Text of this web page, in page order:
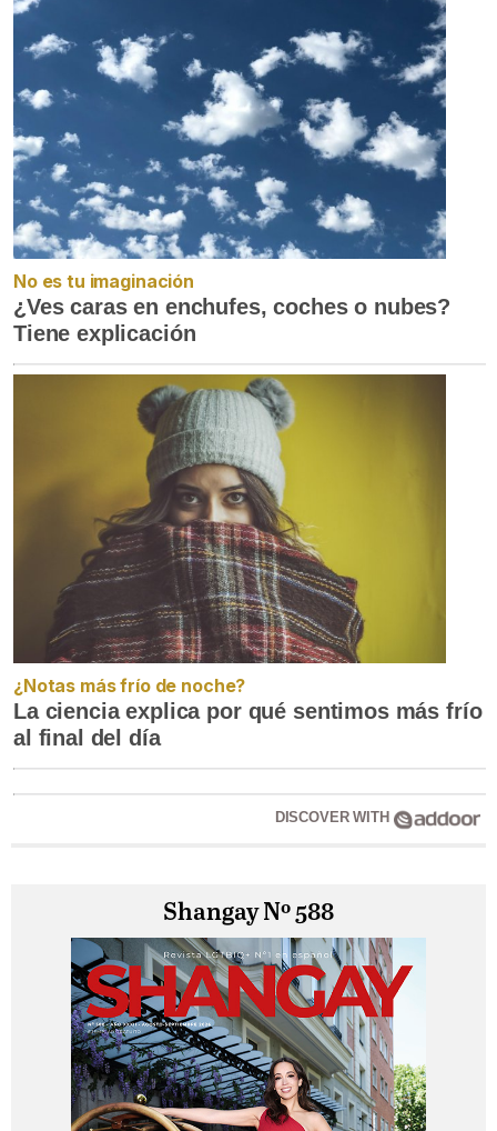
No es tu imaginación
¿Ves caras en enchufes, coches o nubes?
Tiene explicación
¿Notas más frío de noche?
La ciencia explica por qué sentimos más frío
al final del día
DISCOVER WITH
Shangay Nº 588